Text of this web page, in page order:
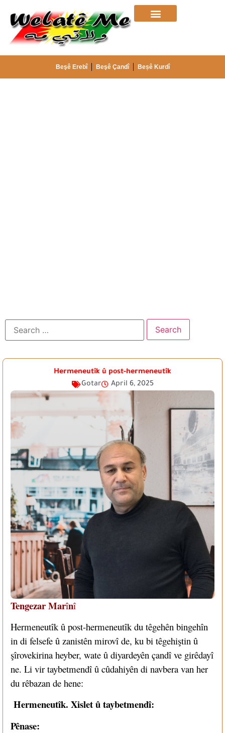
Beşê Erebî Beşê Çandî Beșê Kurdî
Hermeneutîk û post-hermeneutîk
Gotar
April 6, 2025
Tengezar Marînî
Hermeneutîk û post-hermeneutîk du têgehên bingehîn
in di felsefe û zanistên mirovî de, ku bi têgehiştin û
şîrovekirina heyber, wate û diyardeyên çandî ve girêdayî
ne. Li vir taybetmendî û cûdahiyên di navbera van her
du rêbazan de hene:
Hermeneutîk. Xislet û taybetmendî:
Pênase: